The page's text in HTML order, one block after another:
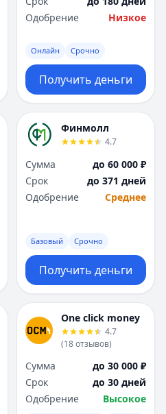
Одобрение
Низкое
Онлайн Срочно
Получить деньги
Финмолл
4.7
Сумма
до 60 000 ₽
Срок
до 371 дней
Одобрение
Среднее
Базовый Срочно
Получить деньги
One click money
4.7
(18отзывов)
Сумма
до 30 000 ₽
Срок
до 30 дней
Одобрение
Высокое